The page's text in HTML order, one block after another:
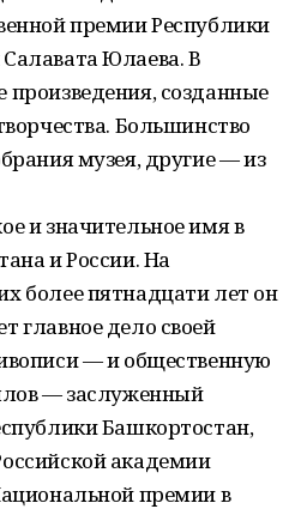
премии Рес­публики
Юлаева. В
созданные
Большинство
музея, другие — из
и значительное имя в
и России. На
более пятнадцати лет он
главное дело своей
— и общественную
— заслуженный
Башкортостан,
академии
премии в